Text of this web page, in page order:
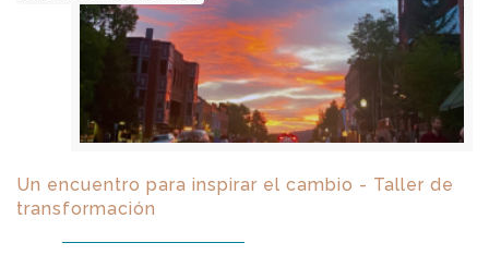
Un encuentro para inspirar el cambio - Taller de
transformación